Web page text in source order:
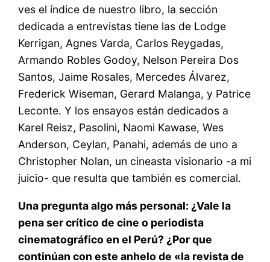
ves el índice de nuestro libro, la sección
dedicada a entrevistas tiene las de Lodge
Kerrigan, Agnes Varda, Carlos Reygadas,
Armando Robles Godoy, Nelson Pereira Dos
Santos, Jaime Rosales, Mercedes Álvarez,
Frederick Wiseman, Gerard Malanga, y Patrice
Leconte. Y los ensayos están dedicados a
Karel Reisz, Pasolini, Naomi Kawase, Wes
Anderson, Ceylan, Panahi, además de uno a
Christopher Nolan, un cineasta visionario -a mi
juicio- que resulta que también es comercial.
Una pregunta algo más personal: ¿Vale la
pena ser crítico de cine o periodista
cinematográfico en el Perú? ¿Por que
continúan con este anhelo de «la revista de